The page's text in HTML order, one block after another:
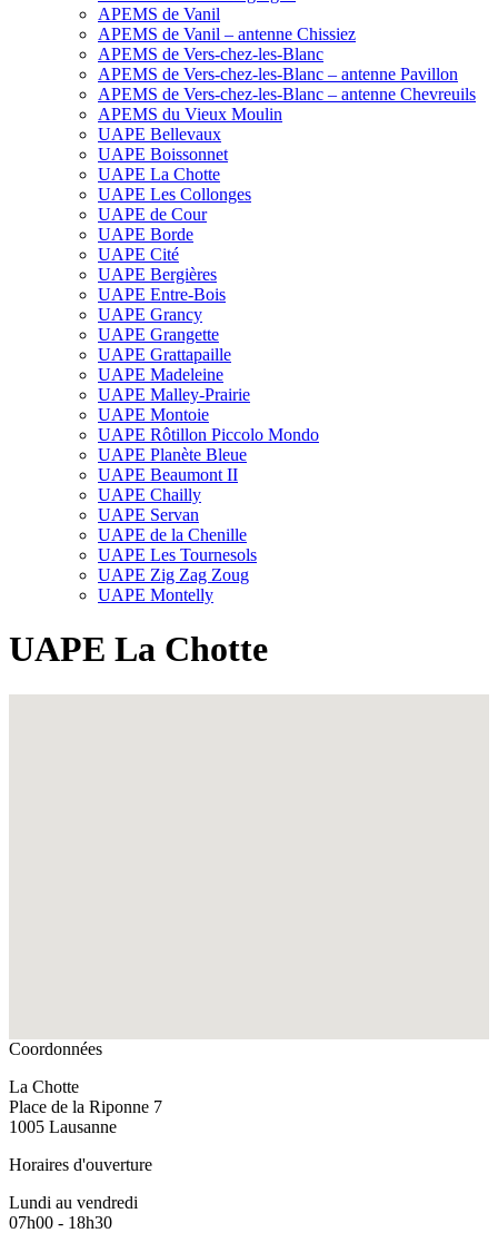
APEMS de Vanil
APEMS de Vanil – antenne Chissiez
APEMS de Vers-chez-les-Blanc
APEMS de Vers-chez-les-Blanc – antenne Pavillon
APEMS de Vers-chez-les-Blanc – antenne Chevreuils
APEMS du Vieux Moulin
UAPE Bellevaux
UAPE Boissonnet
UAPE La Chotte
UAPE Les Collonges
UAPE de Cour
UAPE Borde
UAPE Cité
UAPE Bergières
UAPE Entre-Bois
UAPE Grancy
UAPE Grangette
UAPE Grattapaille
UAPE Madeleine
UAPE Malley-Prairie
UAPE Montoie
UAPE Rôtillon Piccolo Mondo
UAPE Planète Bleue
UAPE Beaumont II
UAPE Chailly
UAPE Servan
UAPE de la Chenille
UAPE Les Tournesols
UAPE Zig Zag Zoug
UAPE Montelly
UAPE La Chotte
Coordonnées
La Chotte
Place de la Riponne 7
1005 Lausanne
Horaires d'ouverture
Lundi au vendredi
07h00 - 18h30